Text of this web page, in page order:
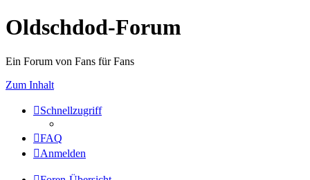
Oldschdod-Forum
Ein Forum von Fans für Fans
Zum Inhalt
Schnellzugriff
FAQ
Anmelden